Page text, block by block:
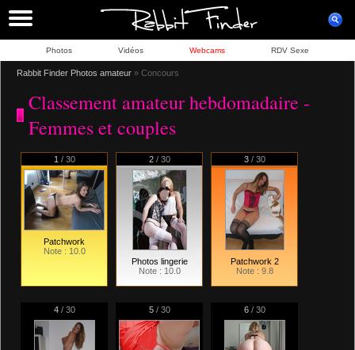
Photos Vidéos Webcams RDV Sexe
Rabbit Finder Photos amateur » Concours
Classement amateur hebdomadaire -
Femmes et couples
1 / 30
Patchwork
Note : 10.0
2/ 30
Photos lingerie
Note : 10.0
3/ 30
Patchwork 2
Note : 9.8
4/ 30 5/ 30 6/ 30